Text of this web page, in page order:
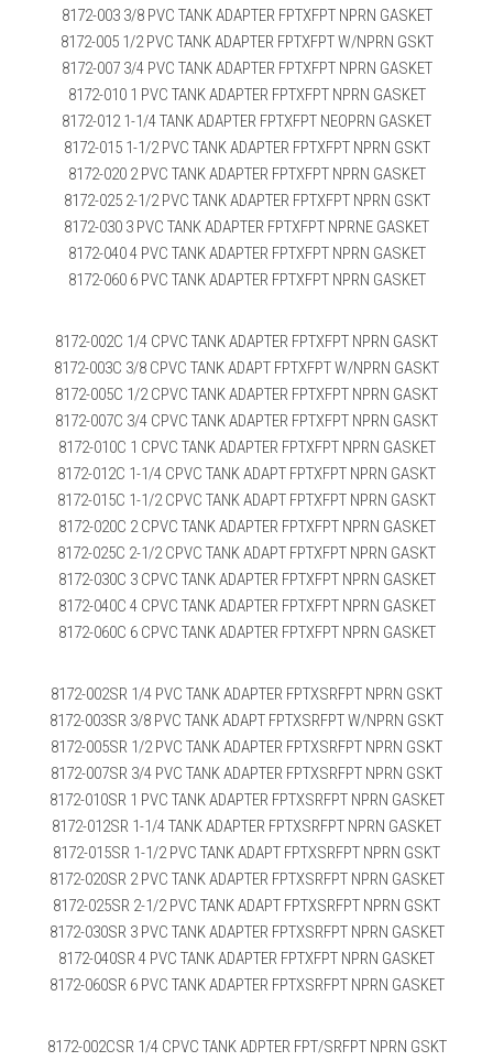
8172-003 3/8 PVC TANK ADAPTER FPTXFPT NPRN GASKET
8172-005 1/2 PVC TANK ADAPTER FPTXFPT W/NPRN GSKT
8172-007 3/4 PVC TANK ADAPTER FPTXFPT NPRN GASKET
8172-010 1 PVC TANK ADAPTER FPTXFPT NPRN GASKET
8172-012 1-1/4 TANK ADAPTER FPTXFPT NEOPRN GASKET
8172-015 1-1/2 PVC TANK ADAPTER FPTXFPT NPRN GSKT
8172-020 2 PVC TANK ADAPTER FPTXFPT NPRN GASKET
8172-025 2-1/2 PVC TANK ADAPTER FPTXFPT NPRN GSKT
8172-030 3 PVC TANK ADAPTER FPTXFPT NPRNE GASKET
8172-040 4 PVC TANK ADAPTER FPTXFPT NPRN GASKET
8172-060 6 PVC TANK ADAPTER FPTXFPT NPRN GASKET
8172-002C 1/4 CPVC TANK ADAPTER FPTXFPT NPRN GASKT
8172-003C 3/8 CPVC TANK ADAPT FPTXFPT W/NPRN GASKT
8172-005C 1/2 CPVC TANK ADAPTER FPTXFPT NPRN GASKT
8172-007C 3/4 CPVC TANK ADAPTER FPTXFPT NPRN GASKT
8172-010C 1 CPVC TANK ADAPTER FPTXFPT NPRN GASKET
8172-012C 1-1/4 CPVC TANK ADAPT FPTXFPT NPRN GASKT
8172-015C 1-1/2 CPVC TANK ADAPT FPTXFPT NPRN GASKT
8172-020C 2 CPVC TANK ADAPTER FPTXFPT NPRN GASKET
8172-025C 2-1/2 CPVC TANK ADAPT FPTXFPT NPRN GASKT
8172-030C 3 CPVC TANK ADAPTER FPTXFPT NPRN GASKET
8172-040C 4 CPVC TANK ADAPTER FPTXFPT NPRN GASKET
8172-060C 6 CPVC TANK ADAPTER FPTXFPT NPRN GASKET
8172-002SR 1/4 PVC TANK ADAPTER FPTXSRFPT NPRN GSKT
8172-003SR 3/8 PVC TANK ADAPT FPTXSRFPT W/NPRN GSKT
8172-005SR 1/2 PVC TANK ADAPTER FPTXSRFPT NPRN GSKT
8172-007SR 3/4 PVC TANK ADAPTER FPTXSRFPT NPRN GSKT
8172-010SR 1 PVC TANK ADAPTER FPTXSRFPT NPRN GASKET
8172-012SR 1-1/4 TANK ADAPTER FPTXSRFPT NPRN GASKET
8172-015SR 1-1/2 PVC TANK ADAPT FPTXSRFPT NPRN GSKT
8172-020SR 2 PVC TANK ADAPTER FPTXSRFPT NPRN GASKET
8172-025SR 2-1/2 PVC TANK ADAPT FPTXSRFPT NPRN GSKT
8172-030SR 3 PVC TANK ADAPTER FPTXSRFPT NPRN GASKET
8172-040SR 4 PVC TANK ADAPTER FPTXFPT NPRN GASKET
8172-060SR 6 PVC TANK ADAPTER FPTXSRFPT NPRN GASKET
8172-002CSR 1/4 CPVC TANK ADPTER FPT/SRFPT NPRN GSKT